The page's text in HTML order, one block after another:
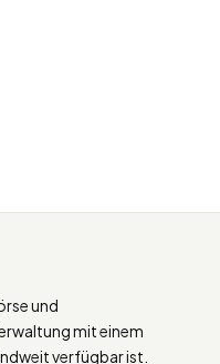
und
mit einem
verfügbar ist.